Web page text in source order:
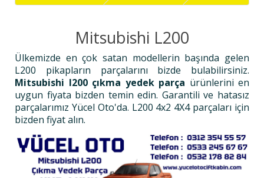
Mitsubishi L200
Ülkemizde en çok satan modellerin başında gelen
L200 pikapların parçalarını bizde bulabilirsiniz.
Mitsubishi l200 çıkma yedek parça ürünlerini en
uygun fiyata bizden temin edin. Garantili ve hatasız
parçalarımız Yücel Oto'da. L200 4x2 4X4 parçaları için
bizden fiyat alın.